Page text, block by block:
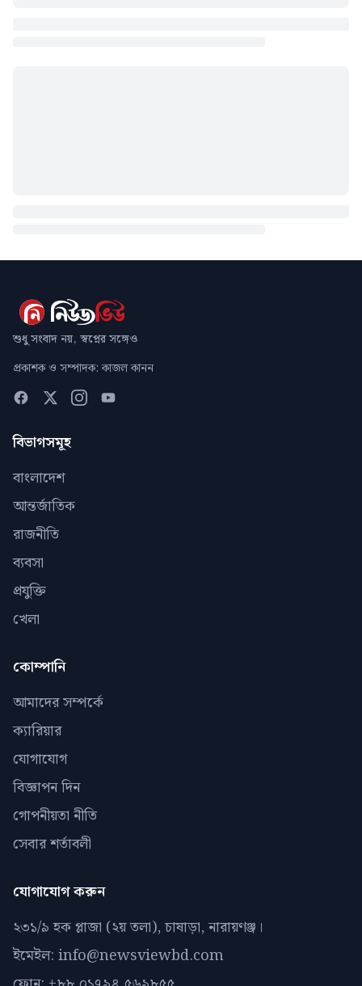
শুধু সংবাদ নয়, স্বপ্নের সঙ্গেও
প্রকাশক ও সম্পাদক: কাজল কানন
বিভাগসমূহ
বাংলাদেশ
আন্তর্জাতিক
রাজনীতি
ব্যবসা
প্রযুক্তি
খেলা
কোম্পানি
আমাদের সম্পর্কে
ক্যারিয়ার
যোগাযোগ
বিজ্ঞাপন দিন
গোপনীয়তা নীতি
সেবার শর্তাবলী
যোগাযোগ করুন
২৩১/৯ হক প্লাজা (২য় তলা), চাষাড়া, নারায়ণঞ্জ।
ইমেইল: info@newsviewbd.com